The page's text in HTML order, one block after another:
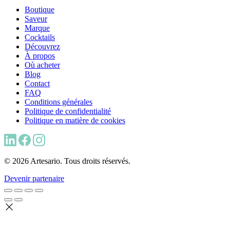
Boutique
Saveur
Marque
Cocktails
Découvrez
À propos
Où acheter
Blog
Contact
FAQ
Conditions générales
Politique de confidentialité
Politique en matière de cookies
© 2026 Artesario. Tous droits réservés.
Devenir partenaire